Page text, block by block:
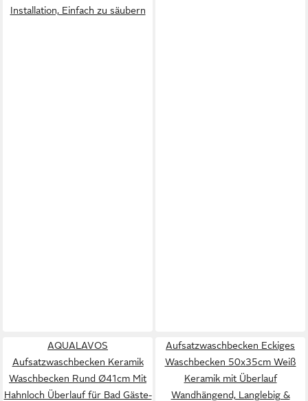
Installation, Einfach zu säubern
AQUALAVOS
Aufsatzwaschbecken Keramik
Waschbecken Rund Ø41cm Mit
Hahnloch Überlauf für Bad Gäste-
Aufsatzwaschbecken Eckiges
Waschbecken 50x35cm Weiß
Keramik mit Überlauf
Wandhängend, Langlebig &